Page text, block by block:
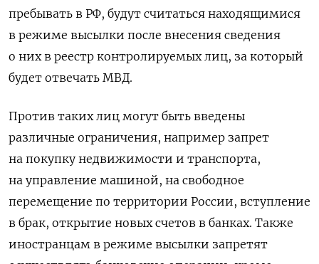
пребывать в РФ, будут считаться находящимися
в режиме высылки после внесения сведения
о них в реестр контролируемых лиц, за который
будет отвечать МВД.
Против таких лиц могут быть введены
различные ограничения, например запрет
на покупку недвижимости и транспорта,
на управление машиной, на свободное
перемещение по территории России, вступление
в брак, открытие новых счетов в банках. Также
иностранцам в режиме высылки запретят